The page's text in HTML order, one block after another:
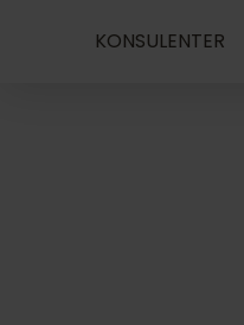
KONSULENTER